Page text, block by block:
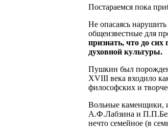
Постараемся пока
Не опасаясь
общеизвестные для
признать, что до сих
духовной культуры.
Пушкин был
XVIII века входило
философских и
Вольные каменщики,
А.Ф.Лабзина и
нечто семейное (в